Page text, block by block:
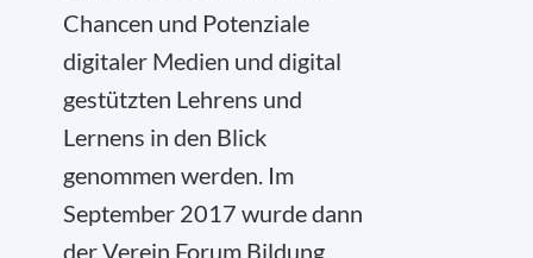
Chancen und Potenziale
digitaler Medien und digital
gestützten Lehrens und
Lernens in den Blick
genommen werden. Im
September 2017 wurde dann
der Verein Forum Bildung